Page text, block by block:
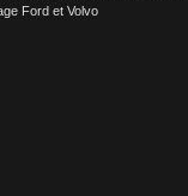
Ford et Volvo